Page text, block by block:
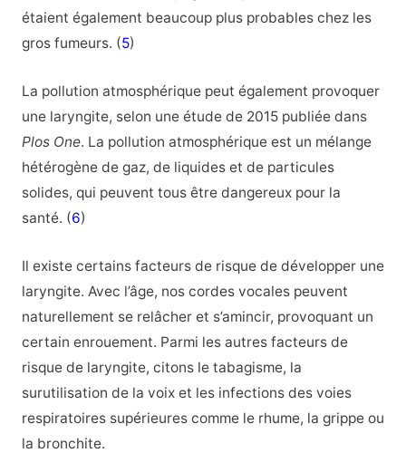
étaient également beaucoup plus probables chez les
gros fumeurs. (5)
La pollution atmosphérique peut également provoquer
une laryngite, selon une étude de 2015 publiée dans
Plos One. La pollution atmosphérique est un mélange
hétérogène de gaz, de liquides et de particules
solides, qui peuvent tous être dangereux pour la
santé. (6)
Il existe certains facteurs de risque de développer une
laryngite. Avec l’âge, nos cordes vocales peuvent
naturellement se relâcher et s’amincir, provoquant un
certain enrouement. Parmi les autres facteurs de
risque de laryngite, citons le tabagisme, la
surutilisation de la voix et les infections des voies
respiratoires supérieures comme le rhume, la grippe ou
la bronchite.